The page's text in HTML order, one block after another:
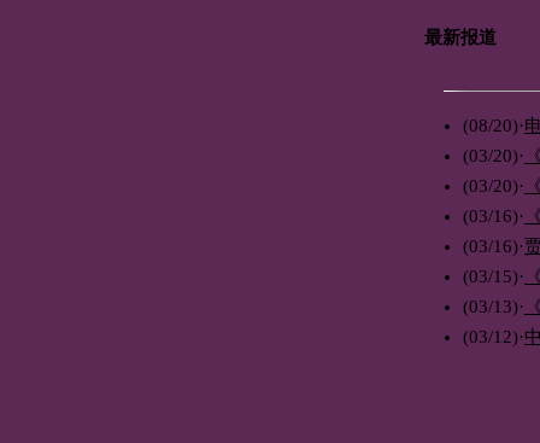
最
(08/20)·
(03/20)·
(03/20)·
(03/16)·
(03/16)·
(03/15)·
(03/13)·
(03/12)·